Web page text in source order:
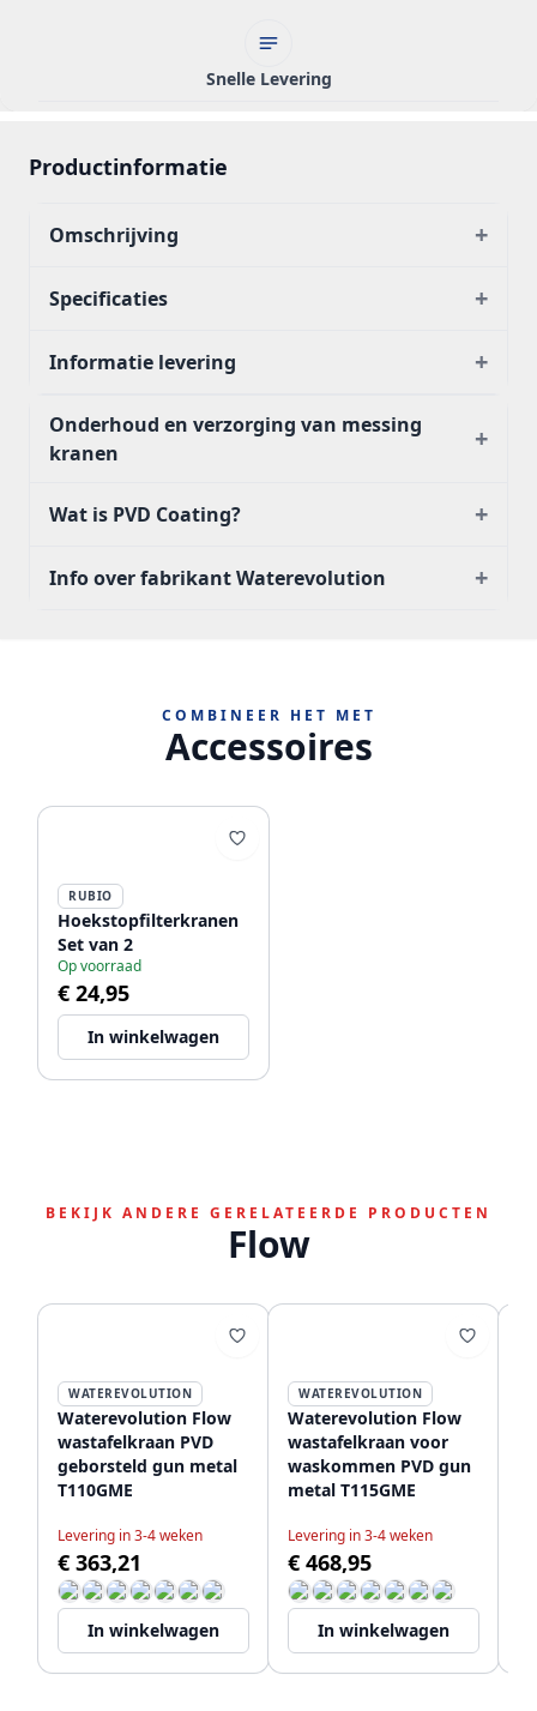
Snelle Levering
Productinformatie
Omschrijving +
Specificaties +
Informatie levering +
Onderhoud en verzorging van messing
kranen
+
Wat is PVD Coating? +
Info over fabrikant Waterevolution +
COMBINEER HET MET
Accessoires
RUBIO
Hoekstopfilterkranen
Set van 2
Op voorraad
€ 24,95
In winkelwagen
BEKIJK ANDERE GERELATEERDE PRODUCTEN
Flow
WATEREVOLUTION
Waterevolution Flow
wastafelkraan PVD
geborsteld gun metal
T110GME
Levering in 3-4 weken
€ 363,21
In winkelwagen
WATEREVOLUTION
Waterevolution Flow
wastafelkraan voor
waskommen PVD gun
metal T115GME
Levering in 3-4 weken
€ 468,95
In winkelwagen